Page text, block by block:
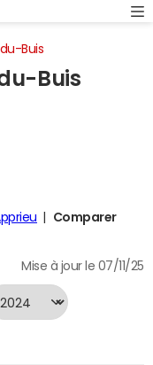
Buis
Buis
Comparer
Mise à jour le 07/11/25